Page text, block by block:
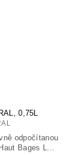
0,75L
odpočítanou
Bages L...